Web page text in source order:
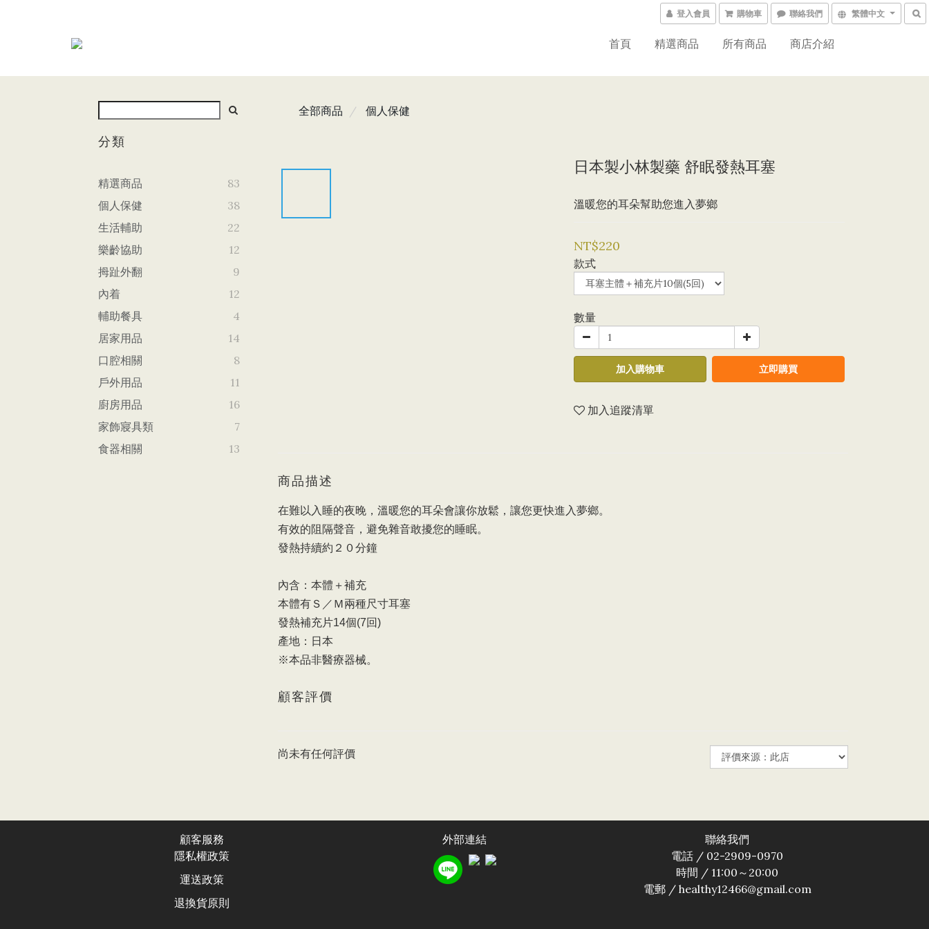
登入會員 購物車 聯絡我們 繁體中文
首頁 精選商品 所有商品 商店介紹
分類
精選商品
83
個人保健
38
生活輔助
22
樂齡協助
12
拇趾外翻
9
內着
12
輔助餐具
4
居家用品
14
口腔相關
8
戶外用品
11
廚房用品
16
家飾寢具類
7
食器相關
13
全部商品 個人保健
日本製小林製藥 舒眠發熱耳塞
溫暖您的耳朵幫助您進入夢鄉
NT$220
款式
數量
加入購物車 立即購買
加入追蹤清單
商品描述
在難以入睡的夜晚，溫暖您的耳朵會讓你放鬆，讓您更快進入夢鄉。
有效的阻隔聲音，避免雜音敢擾您的睡眠。
發熱持續約２０分鐘
內含：本體＋補充
本體有Ｓ／Ｍ兩種尺寸耳塞
發熱補充片14個(7回)
產地：日本
※本品非醫療器械。
顧客評價
尚未有任何評價
顧客服務
隱私權政策
運送政策
退換貨原則
外部連結
聯絡我們
電話 / 02-2909-0970
時間 / 11:00～20:00
電郵 / healthy12466@gmail.com